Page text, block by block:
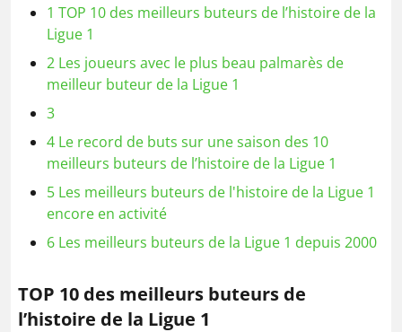
1 TOP 10 des meilleurs buteurs de l’histoire de la
Ligue 1
2 Les joueurs avec le plus beau palmarès de
meilleur buteur de la Ligue 1
3
4 Le record de buts sur une saison des 10
meilleurs buteurs de l’histoire de la Ligue 1
5 Les meilleurs buteurs de l'histoire de la Ligue 1
encore en activité
6 Les meilleurs buteurs de la Ligue 1 depuis 2000
TOP 10 des meilleurs buteurs de
l’histoire de la Ligue 1